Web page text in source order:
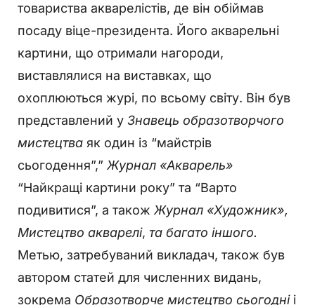
товариства акварелістів, де він обіймав
посаду віце-президента. Його акварельні
картини, що отримали нагороди,
виставлялися на виставках, що
охоплюються журі, по всьому світу. Він був
представлений у Знавець образотворчого
мистецтваяк один із “майстрів
сьогодення”,” Журнал «Акварель»
“Найкращі картини року” та “Варто
подивитися”, а також Журнал «Художник»,
Мистецтво акварелі, та багато іншого.
Метью, затребуваний викладач, також був
автором статей для численних видань,
зокрема Образотворче мистецтво сьогодні і